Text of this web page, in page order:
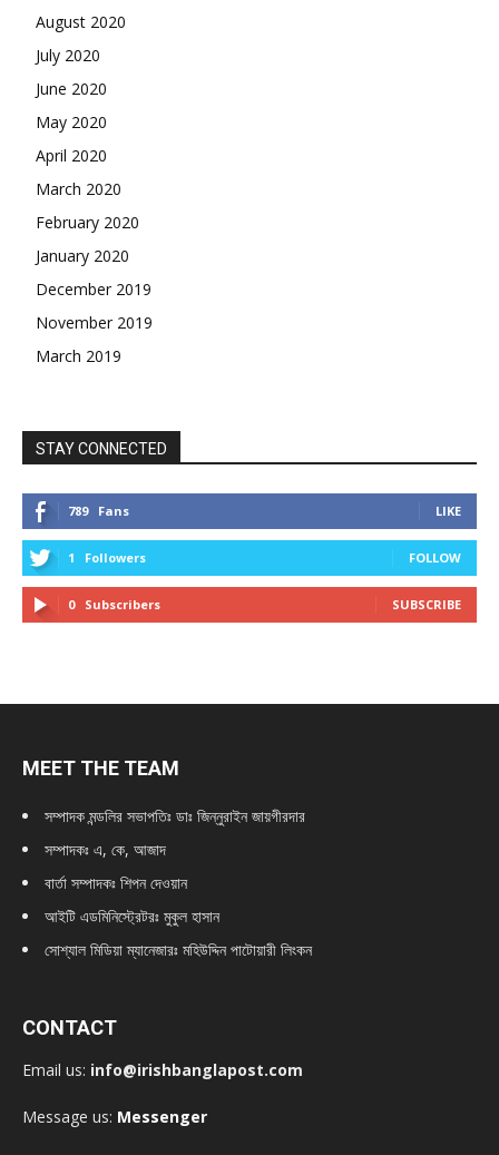
August 2020
July 2020
June 2020
May 2020
April 2020
March 2020
February 2020
January 2020
December 2019
November 2019
March 2019
STAY CONNECTED
789 Fans LIKE
1 Followers FOLLOW
0 Subscribers SUBSCRIBE
MEET THE TEAM
সম্পাদক মন্ডলির সভাপতিঃ ডাঃ জিন্নুরাইন জায়গীরদার
সম্পাদকঃ এ, কে, আজাদ
বার্তা সম্পাদকঃ শিপন দেওয়ান
আইটি এডমিনিস্ট্রেটরঃ মুকুল হাসান
সোশ্যাল মিডিয়া ম্যানেজারঃ মহিউদ্দিন পাটোয়ারী লিংকন
CONTACT
Email us: info@irishbanglapost.com
Message us: Messenger